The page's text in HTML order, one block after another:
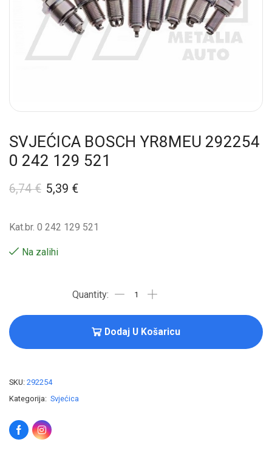
SVJEĆICA BOSCH YR8MEU 292254
0 242 129 521
6,74€ 5,39 €
Kat.br. 0 242 129 521
Na zalihi
Dodaj U Košaricu
SKU: 292254
Kategorija: Svjećica